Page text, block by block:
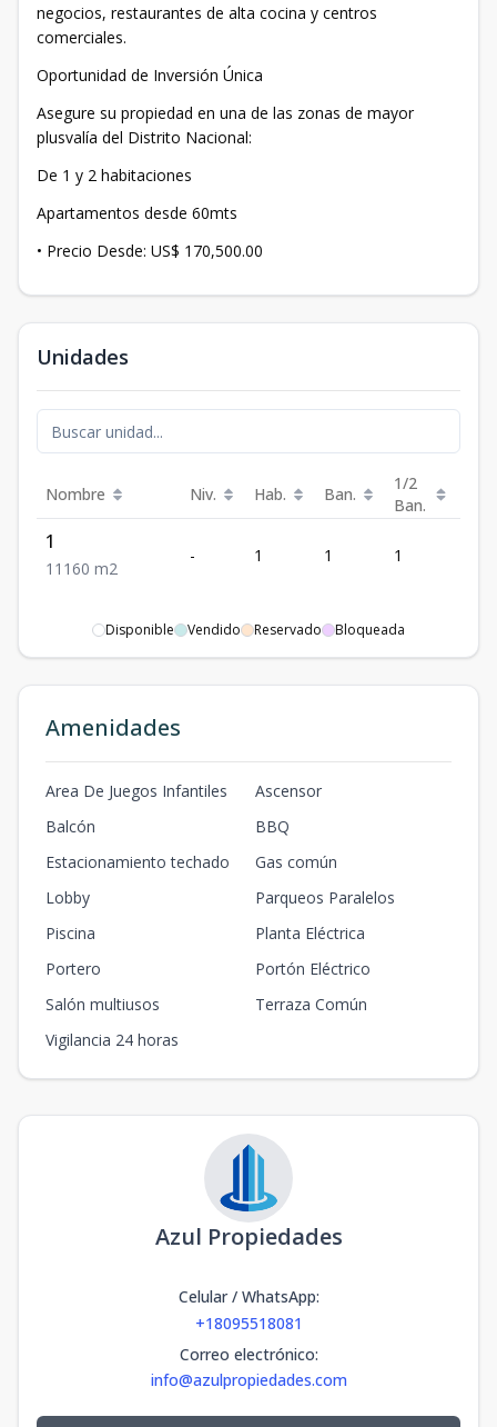
negocios, restaurantes de alta cocina y centros
comerciales.
Oportunidad de Inversión Única
Asegure su propiedad en una de las zonas de mayor
plusvalía del Distrito Nacional:
De 1 y 2 habitaciones
Apartamentos desde 60mts
• Precio Desde: US$ 170,500.00
Unidades
Nombre Niv. Hab. Ban.
1/2
Ban.
1
1 1 1 60 m2
- 1 1 1
Disponible Vendido Reservado Bloqueada
Amenidades
Area De Juegos Infantiles
Ascensor
Balcón
BBQ
Estacionamiento techado
Gas común
Lobby
Parqueos Paralelos
Piscina
Planta Eléctrica
Portero
Portón Eléctrico
Salón multiusos
Terraza Común
Vigilancia 24 horas
Azul Propiedades
Celular / WhatsApp:
+18095518081
Correo electrónico:
info@azulpropiedades.com